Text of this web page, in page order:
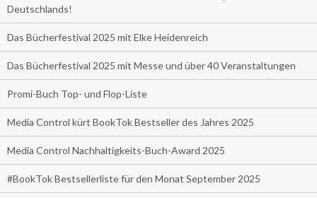
Deutschlands!
Das Bücherfestival 2025 mit Elke Heidenreich
Das Bücherfestival 2025 mit Messe und über 40 Veranstaltungen
Promi-Buch Top- und Flop-Liste
Media Control kürt BookTok Bestseller des Jahres 2025
Media Control Nachhaltigkeits-Buch-Award 2025
#BookTok Bestsellerliste für den Monat September 2025